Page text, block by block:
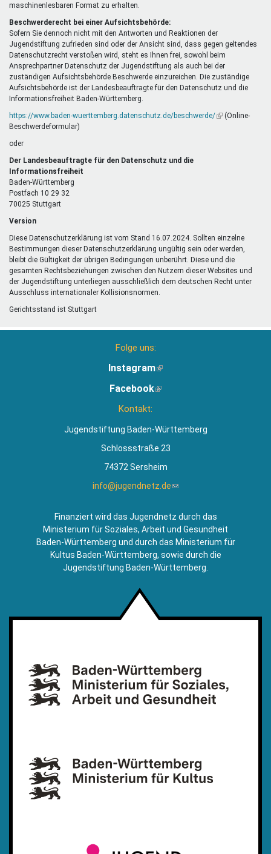
maschinenlesbaren Format zu erhalten.
Beschwerderecht bei einer Aufsichtsbehörde:
Sofern Sie dennoch nicht mit den Antworten und Reaktionen der
Jugendstiftung zufrieden sind oder der Ansicht sind, dass gegen geltendes
Datenschutzrecht verstoßen wird, steht es Ihnen frei, sowohl beim
Ansprechpartner Datenschutz der Jugendstiftung als auch bei der
zuständigen Aufsichtsbehörde Beschwerde einzureichen. Die zuständige
Aufsichtsbehörde ist der Landesbeauftragte für den Datenschutz und die
Informationsfreiheit Baden-Württemberg.
https://www.baden-wuerttemberg.datenschutz.de/beschwerde/(Link(Online-
Beschwerdeformular)
oder
Der Landesbeauftragte für den Datenschutz und die
Informationsfreiheit
Baden-Württemberg
Postfach 10 29 32
70025 Stuttgart
Version
Diese Datenschutzerklärung ist vom Stand 16.07.2024. Sollten einzelne
Bestimmungen dieser Datenschutzerklärung ungültig sein oder werden,
bleibt die Gültigkeit der übrigen Bedingungen unberührt. Diese und die
gesamten Rechtsbeziehungen zwischen den Nutzern dieser Websites und
der Jugendstiftung unterliegen ausschließlich dem deutschen Recht unter
Ausschluss internationaler Kollisionsnormen.
Gerichtsstand ist Stuttgart
Folge uns:
Instagram(Link
extern)
Facebook(Link
Kontakt:
Jugendstiftung Baden-Württemberg
Schlossstraße 23
74372 Sersheim
info@jugendnetz.de(Link
Mail)
Finanziert wird das Jugendnetz durch das
Ministerium für Soziales, Arbeit und Gesundheit
Baden-Württemberg und durch das Ministerium für
Kultus Baden-Württemberg, sowie durch die
Jugendstiftung Baden-Württemberg.